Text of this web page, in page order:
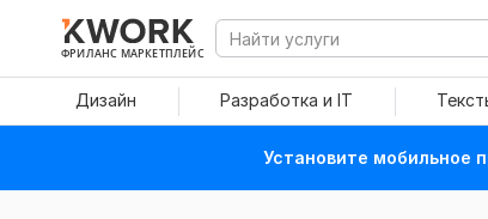
ФРИЛАНС МАРКЕТПЛЕЙС
Дизайн Разработка и IT
Установите мобильное